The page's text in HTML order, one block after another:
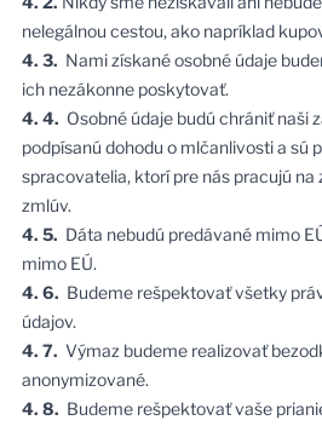
nelegálnou cestou, ako napríklad
4. 3. Nami získané osobné údaje
ich nezákonne poskytovať.
4. 4. Osobné údaje budú chrániť naši
podpísanú dohodu o mlčanlivosti a sú
spracovatelia, ktorí pre nás pracujú
zmlúv.
4. 5. Dáta nebudú predávané mimo
mimo EÚ.
4. 6. Budeme rešpektovať všetky
údajov.
4. 7. Výmaz budeme realizovať
anonymizované.
4. 8. Budeme rešpektovať vaše